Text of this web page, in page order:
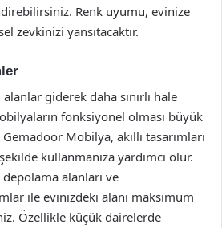
Renk uyumu, evinize
zevkinizi yansıtacaktır.
giderek daha sınırlı hale
fonksiyonel olması büyük
Mobilya, akıllı tasarımları
kullanmanıza yardımcı olur.
alanları ve
ile evinizdeki alanı maksimum
Özellikle küçük dairelerde